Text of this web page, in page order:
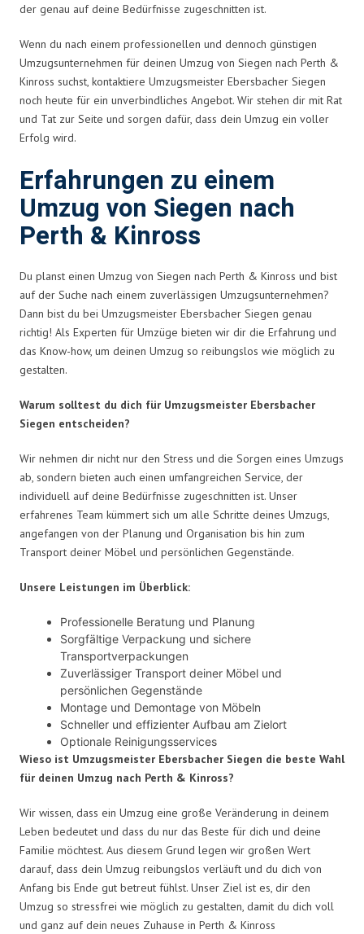
der genau auf deine Bedürfnisse zugeschnitten ist.
Wenn du nach einem professionellen und dennoch günstigen
Umzugsunternehmen für deinen Umzug von Siegen nach Perth &
Kinross suchst, kontaktiere Umzugsmeister Ebersbacher Siegen
noch heute für ein unverbindliches Angebot. Wir stehen dir mit Rat
und Tat zur Seite und sorgen dafür, dass dein Umzug ein voller
Erfolg wird.
Erfahrungen zu einem
Umzug von Siegen nach
Perth & Kinross
Du planst einen Umzug von Siegen nach Perth & Kinross und bist
auf der Suche nach einem zuverlässigen Umzugsunternehmen?
Dann bist du bei Umzugsmeister Ebersbacher Siegen genau
richtig! Als Experten für Umzüge bieten wir dir die Erfahrung und
das Know-how, um deinen Umzug so reibungslos wie möglich zu
gestalten.
Warum solltest du dich für Umzugsmeister Ebersbacher
Siegen entscheiden?
Wir nehmen dir nicht nur den Stress und die Sorgen eines Umzugs
ab, sondern bieten auch einen umfangreichen Service, der
individuell auf deine Bedürfnisse zugeschnitten ist. Unser
erfahrenes Team kümmert sich um alle Schritte deines Umzugs,
angefangen von der Planung und Organisation bis hin zum
Transport deiner Möbel und persönlichen Gegenstände.
Unsere Leistungen im Überblick:
Professionelle Beratung und Planung
Sorgfältige Verpackung und sichere
Transportverpackungen
Zuverlässiger Transport deiner Möbel und
persönlichen Gegenstände
Montage und Demontage von Möbeln
Schneller und effizienter Aufbau am Zielort
Optionale Reinigungsservices
Wieso ist Umzugsmeister Ebersbacher Siegen die beste Wahl
für deinen Umzug nach Perth & Kinross?
Wir wissen, dass ein Umzug eine große Veränderung in deinem
Leben bedeutet und dass du nur das Beste für dich und deine
Familie möchtest. Aus diesem Grund legen wir großen Wert
darauf, dass dein Umzug reibungslos verläuft und du dich von
Anfang bis Ende gut betreut fühlst. Unser Ziel ist es, dir den
Umzug so stressfrei wie möglich zu gestalten, damit du dich voll
und ganz auf dein neues Zuhause in Perth & Kinross